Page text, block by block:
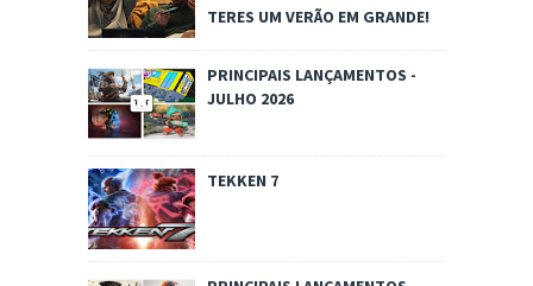
TERES UM VERÃO EM GRANDE!
PRINCIPAIS LANÇAMENTOS -
JULHO 2026
TEKKEN 7